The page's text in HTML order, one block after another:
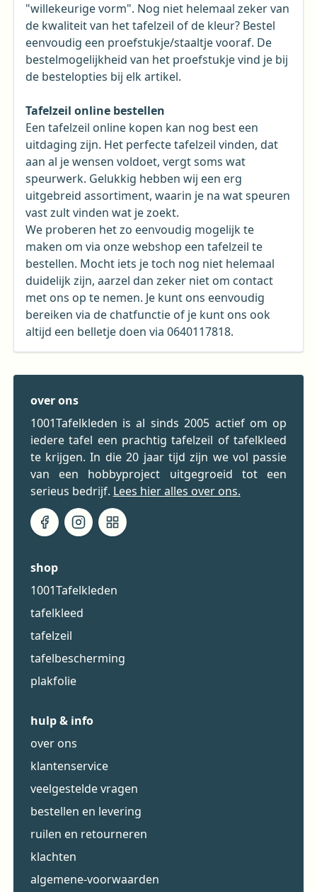
"willekeurige vorm". Nog niet helemaal zeker van
de kwaliteit van het tafelzeil of de kleur? Bestel
eenvoudig een proefstukje/staaltje vooraf. De
bestelmogelijkheid van het proefstukje vind je bij
de bestelopties bij elk artikel.
Tafelzeil online bestellen
Een tafelzeil online kopen kan nog best een
uitdaging zijn. Het perfecte tafelzeil vinden, dat
aan al je wensen voldoet, vergt soms wat
speurwerk. Gelukkig hebben wij een erg
uitgebreid assortiment, waarin je na wat speuren
vast zult vinden wat je zoekt.
We proberen het zo eenvoudig mogelijk te
maken om via onze webshop een tafelzeil te
bestellen. Mocht iets je toch nog niet helemaal
duidelijk zijn, aarzel dan zeker niet om contact
met ons op te nemen. Je kunt ons eenvoudig
bereiken via de chatfunctie of je kunt ons ook
altijd een belletje doen via 0640117818.
over ons
1001Tafelkleden is al sinds 2005 actief om op
iedere tafel een prachtig tafelzeil of tafelkleed
te krijgen. In die 20 jaar tijd zijn we vol passie
van een hobbyproject uitgegroeid tot een
serieus bedrijf. Lees hier alles over ons.
shop
1001Tafelkleden
tafelkleed
tafelzeil
tafelbescherming
plakfolie
hulp & info
over ons
klantenservice
veelgestelde vragen
bestellen en levering
ruilen en retourneren
klachten
algemene-voorwaarden